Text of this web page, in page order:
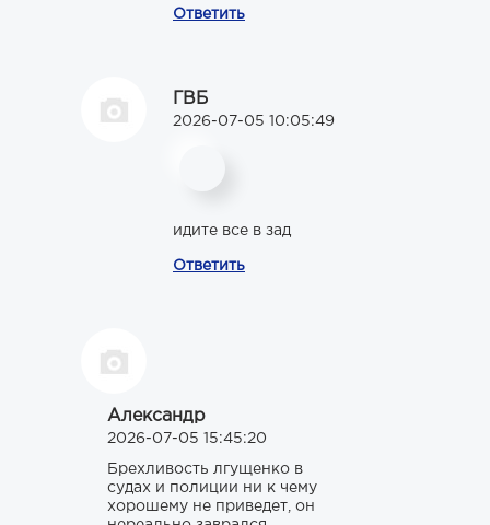
Ответить
ГВБ
2026-07-05 10:05:49
идите все в зад
Ответить
Александр
2026-07-05 15:45:20
Брехливость лгущенко в
судах и полиции ни к чему
хорошему не приведет, он